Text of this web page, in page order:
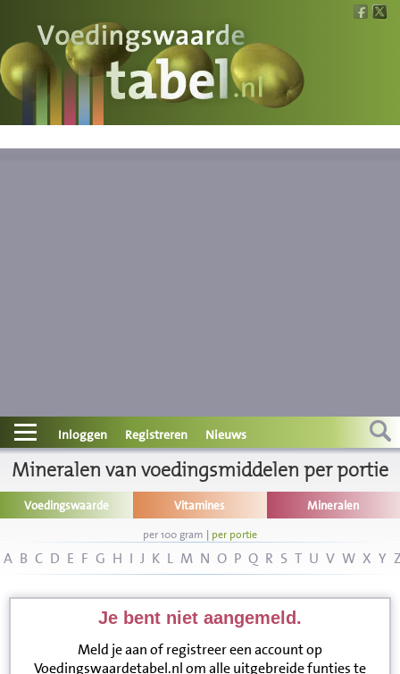
Voedingswaarde
Wat is wat?
Contact
Informatie
Disclaimer
Inloggen Registreren Nieuws
Mineralen van voedingsmiddelen per portie
Voedingswaarde Vitamines Mineralen
per 100 gram | per portie
A B C D E F G H I J K L M N O P Q R S T U V W X Y
Je bent niet aangemeld.
Meld je aan of registreer een account op
Voedingswaardetabel.nl om alle uitgebreide funties te